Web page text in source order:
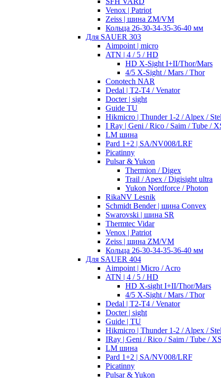
Venox | Patriot
Zeiss | шина ZM/VM
Кольца 26-30-34-35-36-40 мм
Для SAUER 303
Aimpoint | micro
ATN | 4 / 5 / HD
HD X-Sight I+II/Thor/Mars
4/5 X-Sight / Mars / Thor
Conotech NAR
Dedal | T2-T4 / Venator
Docter | sight
Guide TU
Hikmicro | Thunder 1-2 / Alpex /
I Ray | Geni / Rico / Saim / Tube /
LM шина
Pard 1+2 | SA/NV008/LRF
Picatinny
Pulsar & Yukon
Thermion / Digex
Trail / Apex / Digisight ultra
Yukon Nordforce / Photon
RikaNV Lesnik
Schmidt Bender | шина Convex
Swarovski | шина SR
Thermtec Vidar
Venox | Patriot
Zeiss | шина ZM/VM
Кольца 26-30-34-35-36-40 мм
Для SAUER 404
Aimpoint | Micro / Acro
ATN | 4 / 5 / HD
HD X-sight I+II/Thor/Mars
4/5 X-Sight / Mars / Thor
Dedal | T2-T4 / Venator
Docter | sight
Guide | TU
Hikmicro | Thunder 1-2 / Alpex /
IRay | Geni / Rico / Saim / Tube /
LM шина
Pard 1+2 | SA/NV008/LRF
Picatinny
Pulsar & Yukon